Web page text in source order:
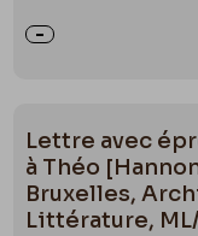
Lettre avec
à Théo
Bruxelles,
Littérature,